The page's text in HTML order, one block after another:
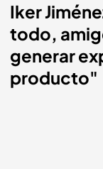
Iker
todo,
generar
producto"